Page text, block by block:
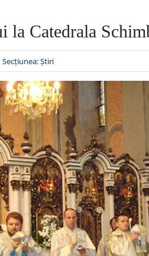
la Catedrala
Secțiunea:Ştiri